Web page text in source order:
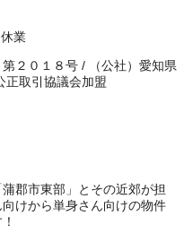
業
２０１８号 /
（公社）愛知県
正取引協議会加盟
郡市東部」とその近郊が担
けから単身さん向けの物件